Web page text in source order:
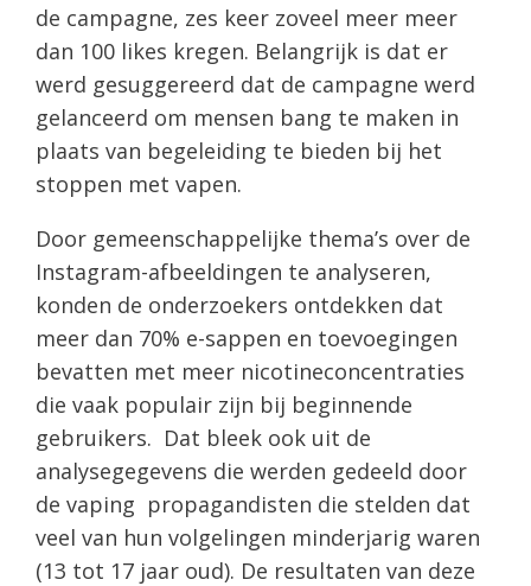
de campagne, zes keer zoveel meer meer
dan 100 likes kregen. Belangrijk is dat er
werd gesuggereerd dat de campagne werd
gelanceerd om mensen bang te maken in
plaats van begeleiding te bieden bij het
stoppen met vapen.
Door gemeenschappelijke thema’s over de
Instagram-afbeeldingen te analyseren,
konden de onderzoekers ontdekken dat
meer dan 70% e-sappen en toevoegingen
bevatten met meer nicotineconcentraties
die vaak populair zijn bij beginnende
gebruikers. Dat bleek ook uit de
analysegegevens die werden gedeeld door
de vaping propagandisten die stelden dat
veel van hun volgelingen minderjarig waren
(13 tot 17 jaar oud). De resultaten van deze